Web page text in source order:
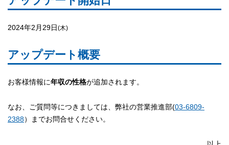
2024年2月29日(木)
アップデート概要
お客様情報に年収の性格が追加されます。
なお、ご質問等につきましては、弊社の営業推進部(03-6809-
2388）までお問合せください。